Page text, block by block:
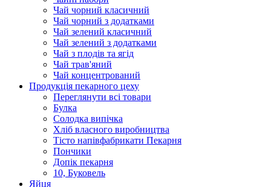
Чай чорний класичний
Чай чорний з додатками
Чай зелений класичний
Чай зелений з додатками
Чай з плодів та ягід
Чай трав'яний
Чай концентрований
Продукцiя пекарного цеху
Переглянути всі товари
Булка
Солодка випiчка
Хлiб власного виробництва
Тiсто напiвфабрикати Пекарня
Пончики
Допік пекарня
10, Буковель
Яйця